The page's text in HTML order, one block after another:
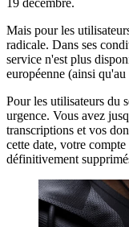
19 décembre.
Mais pour les
radicale. Dans ses
service n'est plus
européenne (ainsi
Pour les utilisateurs du
urgence. Vous avez
transcriptions et vos
cette date, votre
définitivement